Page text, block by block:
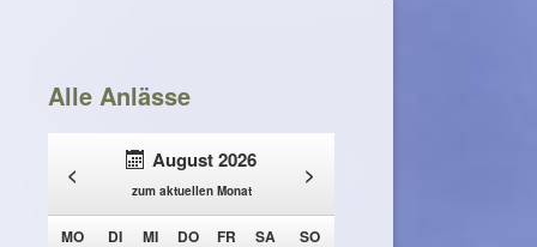
Alle Anlässe
<
August 2026
zum aktuellen Monat
>
MONTAG
DIENSTAG
MITTWOCH
DONNERSTAG
FR EITAG
SA MSTAG
SONNTAG